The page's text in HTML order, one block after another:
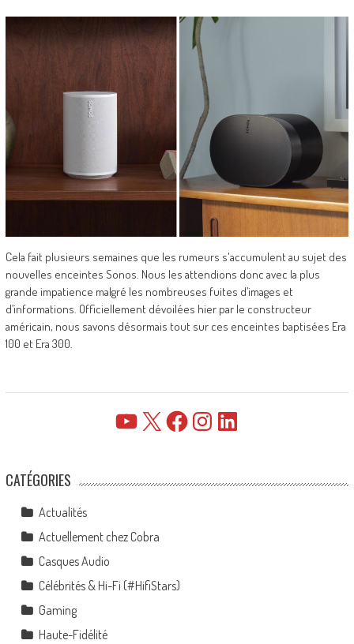
Cela fait plusieurs semaines que les rumeurs s'accumulent au sujet des
nouvelles enceintes Sonos. Nous les attendions donc avec la plus
grande impatience malgré les nombreuses fuites d’images et
d’informations. Officiellement dévoilées hier par le constructeur
américain, nous savons désormais tout sur ces enceintes baptisées Era
100 et Era 300.
YouTube FacebookInstagramLinkedIn
CATÉGORIES
Actualités
Actuellement chez Cobra
Casques Audio
Célébrités & Hi-Fi (#HifiStars)
Gaming
Haute-Fidélité